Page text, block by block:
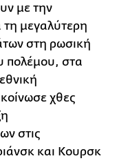
με την
τη μεγαλύτερη
στη ρωσική
πολέμου, στα
χθες
στις
και Κουρσκ